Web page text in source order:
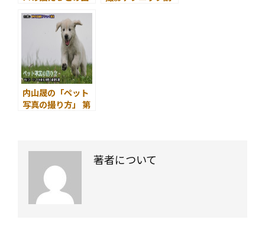
内山晟の「ペット
写真の撮り方」 第
著者について